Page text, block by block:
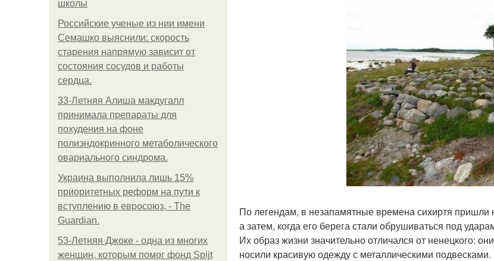
школы
Российские ученые из нии имени
Семашко выяснили: скорость
старения напрямую зависит от
состояния сосудов и работы
сердца.
33-Летняя Алиша макдугалл
принимала препараты для
похудения на фоне
полиэндокринного метаболического
овариального синдрома.
Украина выполнила лишь 15%
приоритетных реформ на пути к
вступлению в евросоюз, - The
Guardian.
53-Летняя Джоке - одна из многих
женщин, которым помог фонд Spijt
По легендам, в незапамятные времена сихиртя
а затем, когда его берега стали обрушиваться под
Их образ жизни значительно отличался от ненецкого:
носили красивую одежду с металлическими